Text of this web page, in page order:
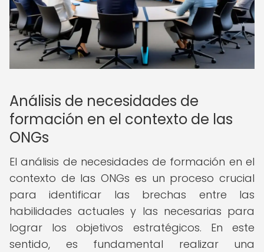
Análisis de necesidades de
formación en el contexto de las
ONGs
El análisis de necesidades de formación en el
contexto de las ONGs es un proceso crucial
para identificar las brechas entre las
habilidades actuales y las necesarias para
lograr los objetivos estratégicos. En este
sentido, es fundamental realizar una